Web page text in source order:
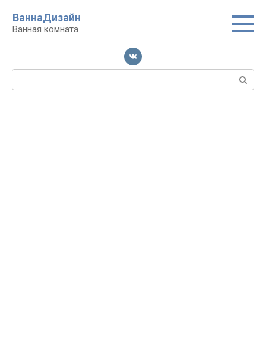
контенту
ВаннаДизайн
Ванная комната
Поиск: